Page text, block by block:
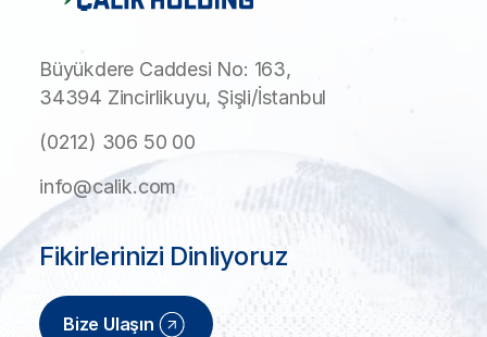
Büyükdere Caddesi No: 163,
34394 Zincirlikuyu, Şişli/İstanbul
(0212) 306 50 00
info@calik.com
Fikirlerinizi Dinliyoruz
Bize Ulaşın